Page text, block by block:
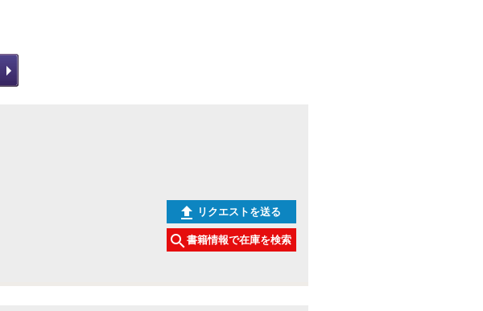
リクエストを送る
書籍情報で在庫を検索